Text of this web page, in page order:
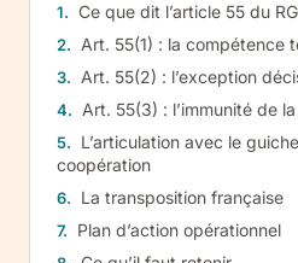
Ce que dit l’article 55 du
Art. 55(1) : la compétence
Art. 55(2) : l’exception
Art. 55(3) : l’immunité de
L’articulation avec le
coopération
La transposition française
Plan d’action opérationnel